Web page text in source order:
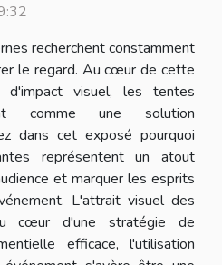
recherchent constamment
le regard. Au cœur de cette
visuel, les tentes
comme une solution
dans cet exposé pourquoi
représentent un atout
et marquer les esprits
L'attrait visuel des
cœur d'une stratégie de
efficace, l'utilisation